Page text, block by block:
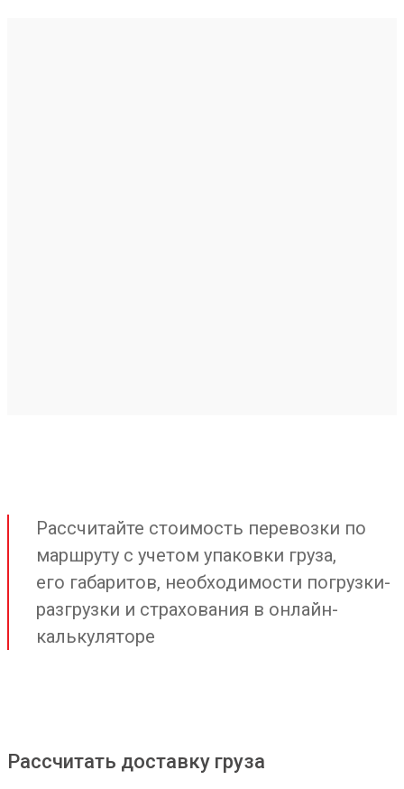
Рассчитайте стоимость перевозки по
маршруту с учетом упаковки груза,
его габаритов, необходимости погрузки-
разгрузки и страхования в онлайн-
калькуляторе
Рассчитать доставку груза